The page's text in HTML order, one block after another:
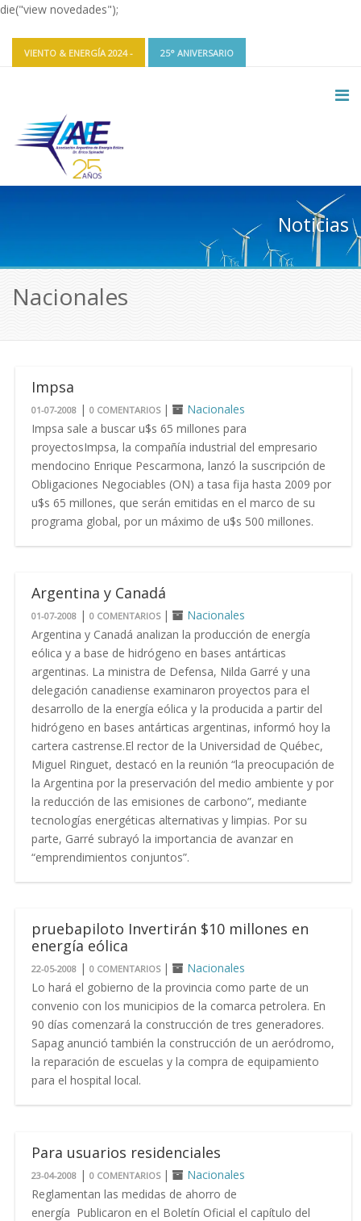
die("view novedades");
VIENTO & ENERGÍA 2024 - 25° ANIVERSARIO
Noticias
Nacionales
Impsa
01-07-2008 |0 COMENTARIOS |
Nacionales
Impsa sale a buscar u$s 65 millones para
proyectosImpsa, la compañía industrial del empresario
mendocino Enrique Pescarmona, lanzó la suscripción de
Obligaciones Negociables (ON) a tasa fija hasta 2009 por
u$s 65 millones, que serán emitidas en el marco de su
programa global, por un máximo de u$s 500 millones.
Argentina y Canadá
01-07-2008 |0 COMENTARIOS |
Nacionales
Argentina y Canadá analizan la producción de energía
eólica y a base de hidrógeno en bases antárticas
argentinas. La ministra de Defensa, Nilda Garré y una
delegación canadiense examinaron proyectos para el
desarrollo de la energía eólica y la producida a partir del
hidrógeno en bases antárticas argentinas, informó hoy la
cartera castrense.El rector de la Universidad de Québec,
Miguel Ringuet, destacó en la reunión “la preocupación de
la Argentina por la preservación del medio ambiente y por
la reducción de las emisiones de carbono”, mediante
tecnologías energéticas alternativas y limpias. Por su
parte, Garré subrayó la importancia de avanzar en
“emprendimientos conjuntos”.
pruebapiloto Invertirán $10 millones en
energía eólica
22-05-2008 |0 COMENTARIOS |
Nacionales
Lo hará el gobierno de la provincia como parte de un
convenio con los municipios de la comarca petrolera. En
90 días comenzará la construcción de tres generadores.
Sapag anunció también la construcción de un aeródromo,
la reparación de escuelas y la compra de equipamiento
para el hospital local.
Para usuarios residenciales
23-04-2008 |0 COMENTARIOS |
Nacionales
Reglamentan las medidas de ahorro de
energía Publicaron en el Boletín Oficial el capítulo del